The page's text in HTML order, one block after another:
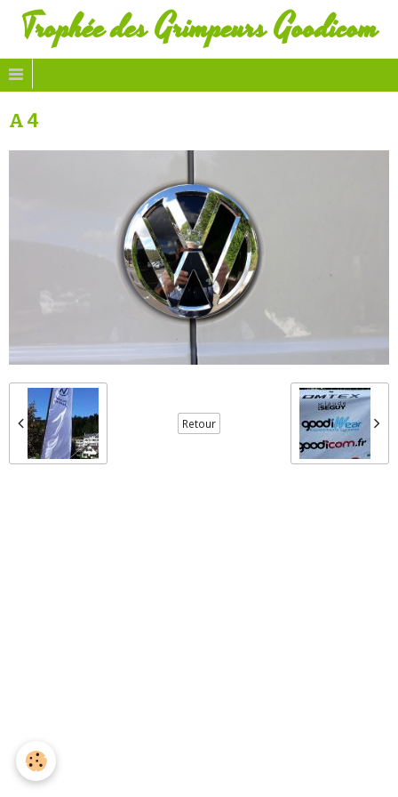
Trophée des Grimpeurs Goodicom
A 4
Retour